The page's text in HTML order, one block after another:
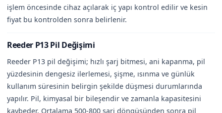
işlem öncesinde cihaz açılarak iç yapı kontrol edilir ve kesin
fiyat bu kontrolden sonra belirlenir.
Reeder P13 Pil Değişimi
Reeder P13 pil değişimi; hızlı şarj bitmesi, ani kapanma, pil
yüzdesinin dengesiz ilerlemesi, şişme, ısınma ve günlük
kullanım süresinin belirgin şekilde düşmesi durumlarında
yapılır. Pil, kimyasal bir bileşendir ve zamanla kapasitesini
kaybeder. Ortalama 500-800 şarj döngüsünden sonra pil